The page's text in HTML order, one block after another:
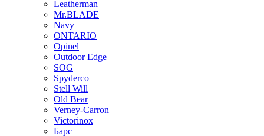
Leatherman
Mr.BLADE
Navy
ONTARIO
Opinel
Outdoor Edge
SOG
Spyderco
Stell Will
Old Bear
Verney-Carron
Victorinox
Барс